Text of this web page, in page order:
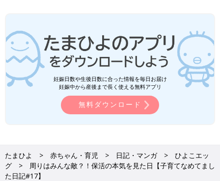
妊娠日数や生後日数に合った情報を毎日お届け
妊娠中から産後まで長く使える無料アプリ
無料ダウンロード
たまひよ 赤ちゃん・育児 日記・マンガ
ひよこエッ
グ
周りはみんな敵？！保活の本気を見た日【子育てなめてまし
た日記#17】